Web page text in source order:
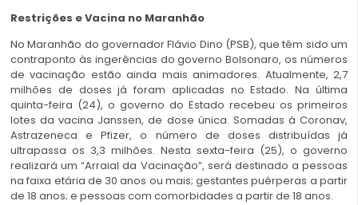
Restrições e Vacina no Maranhão
No Maranhão do governador Flávio Dino (PSB), que têm sido um
contraponto às ingerências do governo Bolsonaro, os números
de vacinação estão ainda mais animadores. Atualmente, 2,7
milhões de doses já foram aplicadas no Estado. Na última
quinta-feira (24), o governo do Estado recebeu os primeiros
lotes da vacina Janssen, de dose única. Somadas à Coronav,
Astrazeneca e Pfizer, o número de doses distribuídas já
ultrapassa os 3,3 milhões. Nesta sexta-feira (25), o governo
realizará um “Arraial da Vacinação”, será destinado a pessoas
na faixa etária de 30 anos ou mais; gestantes puérperas a partir
de 18 anos; e pessoas com comorbidades a partir de 18 anos.